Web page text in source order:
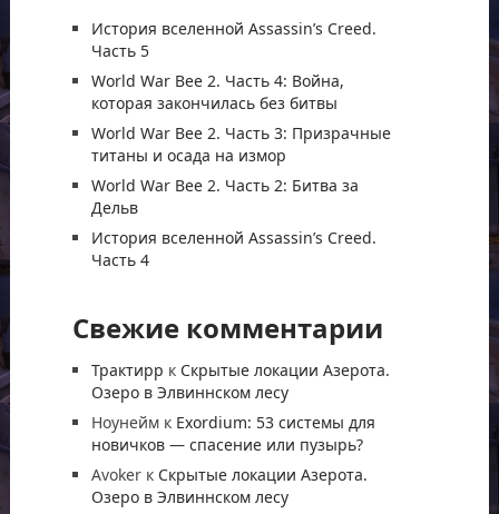
История вселенной Assassin’s Creed.
Часть 5
World War Bee 2. Часть 4: Война,
которая закончилась без битвы
World War Bee 2. Часть 3: Призрачные
титаны и осада на измор
World War Bee 2. Часть 2: Битва за
Дельв
История вселенной Assassin’s Creed.
Часть 4
Свежие комментарии
Трактирр к Скрытые локации Азерота.
Озеро в Элвиннском лесу
Ноунейм к Exordium: 53 системы для
новичков — спасение или пузырь?
Avoker к Скрытые локации Азерота.
Озеро в Элвиннском лесу